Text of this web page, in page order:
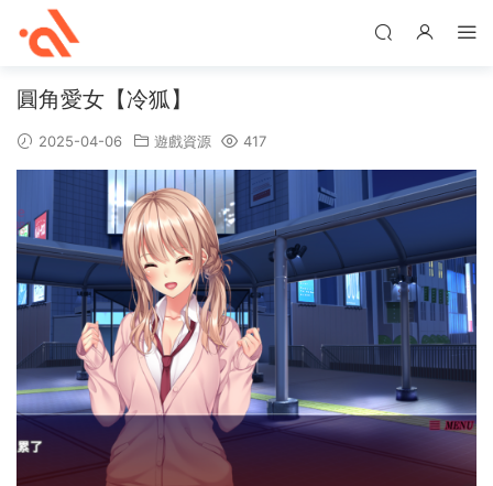
圓角愛女【冷狐】
2025-04-06 遊戲資源 417